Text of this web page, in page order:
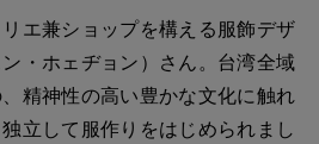
エ兼ショップを構える服飾デザ
・ホェヂョン）さん。台湾全域
精神性の高い豊かな文化に触れ
立して服作りをはじめられまし